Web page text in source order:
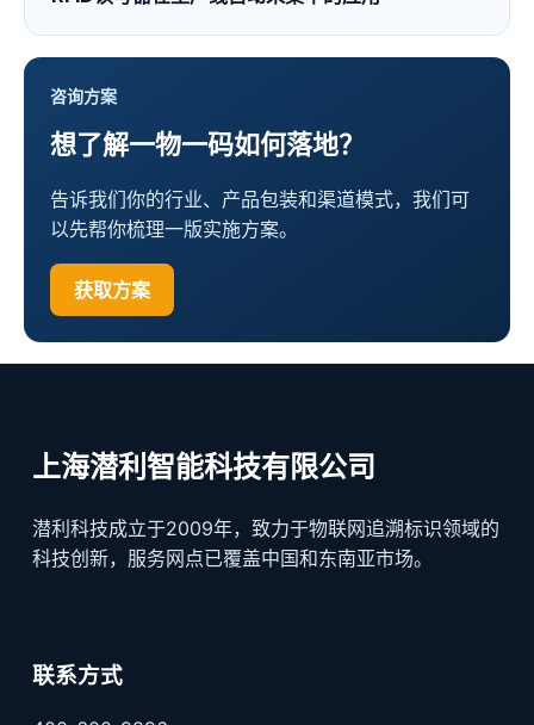
咨询方案
想了解一物一码如何落地？
告诉我们你的行业、产品包装和渠道模式，我们可
以先帮你梳理一版实施方案。
获取方案
上海潜利智能科技有限公司
潜利科技成立于2009年，致力于物联网追溯标识领域的
科技创新，服务网点已覆盖中国和东南亚市场。
联系方式